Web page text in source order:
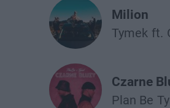
Milion
Tymek ft.
Czarne
Plan Be